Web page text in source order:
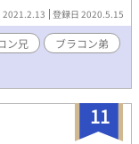
2021.2.13 登録日 2020.5.15
ン兄
ブラコン弟
11